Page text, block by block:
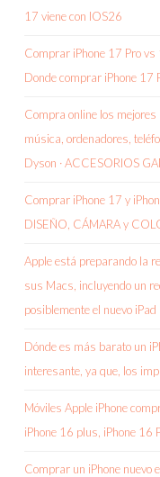
17 viene con IOS26
Comprar iPhone 17 Pro
Donde comprar iPhone 17
Compra online los mejores
música, ordenadores,
Dyson · ACCESORIOS
Comprar iPhone 17 y
DISEÑO, CÁMARA y
Apple está preparando la
sus Macs, incluyendo un
posiblemente el nuevo iPad
Dónde es más barato un
interesante, ya que, los
Móviles Apple iPhone
iPhone 16 plus, iPhone 16
Comprar un iPhone nuevo